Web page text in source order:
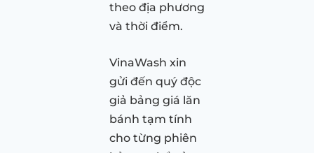
theo địa phương
và thời điểm.
VinaWash xin
gửi đến quý độc
giả bảng giá lăn
bánh tạm tính
cho từng phiên